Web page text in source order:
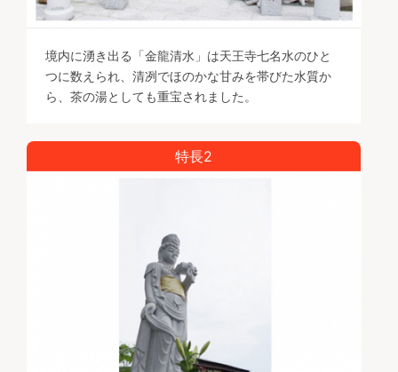
境内に湧き出る「金龍清水」は天王寺七名水のひと
つに数えられ、清冽でほのかな甘みを帯びた水質か
ら、茶の湯としても重宝されました。
特長2